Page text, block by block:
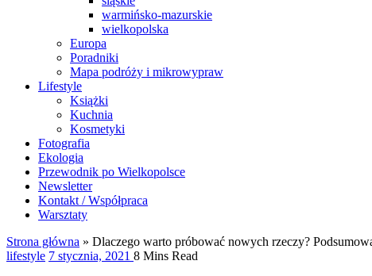
warmińsko-mazurskie
wielkopolska
Europa
Poradniki
Mapa podróży i mikrowypraw
Lifestyle
Książki
Kuchnia
Kosmetyki
Fotografia
Ekologia
Przewodnik po Wielkopolsce
Newsletter
Kontakt / Współpraca
Warsztaty
Strona główna » Dlaczego warto próbować nowych rzeczy?
lifestyle 7 stycznia, 2021 8 Mins Read